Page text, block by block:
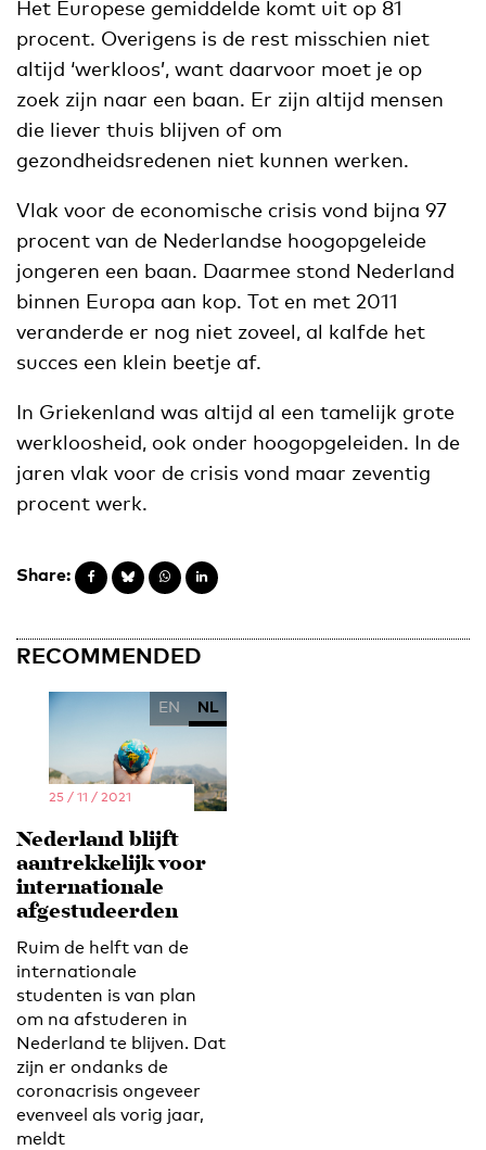
Het Europese gemiddelde komt uit op 81
procent. Overigens is de rest misschien niet
altijd ‘werkloos’, want daarvoor moet je op
zoek zijn naar een baan. Er zijn altijd mensen
die liever thuis blijven of om
gezondheidsredenen niet kunnen werken.
Vlak voor de economische crisis vond bijna 97
procent van de Nederlandse hoogopgeleide
jongeren een baan. Daarmee stond Nederland
binnen Europa aan kop. Tot en met 2011
veranderde er nog niet zoveel, al kalfde het
succes een klein beetje af.
In Griekenland was altijd al een tamelijk grote
werkloosheid, ook onder hoogopgeleiden. In de
jaren vlak voor de crisis vond maar zeventig
procent werk.
Share:
RECOMMENDED
EN NL
25 / 11 / 2021
Nederland blijft
aantrekkelijk voor
internationale
afgestudeerden
Ruim de helft van de
internationale
studenten is van plan
om na afstuderen in
Nederland te blijven. Dat
zijn er ondanks de
coronacrisis ongeveer
evenveel als vorig jaar,
meldt